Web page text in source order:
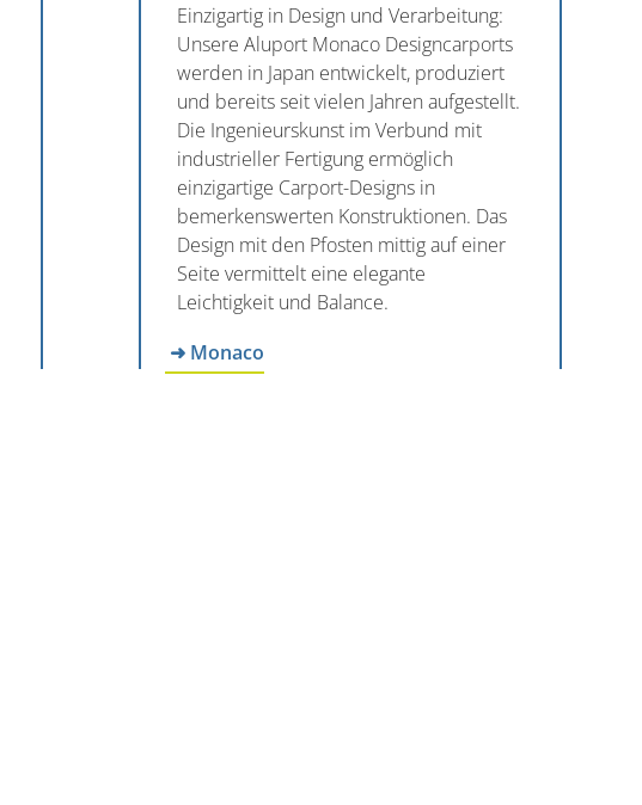
Einzigartig in Design und Verarbeitung:
Unsere Aluport Monaco Designcarports
werden in Japan entwickelt, produziert
und bereits seit vielen Jahren aufgestellt.
Die Ingenieurskunst im Verbund mit
industrieller Fertigung ermöglich
einzigartige Carport-Designs in
bemerkenswerten Konstruktionen. Das
Design mit den Pfosten mittig auf einer
Seite vermittelt eine elegante
Leichtigkeit und Balance.
➜ Monaco